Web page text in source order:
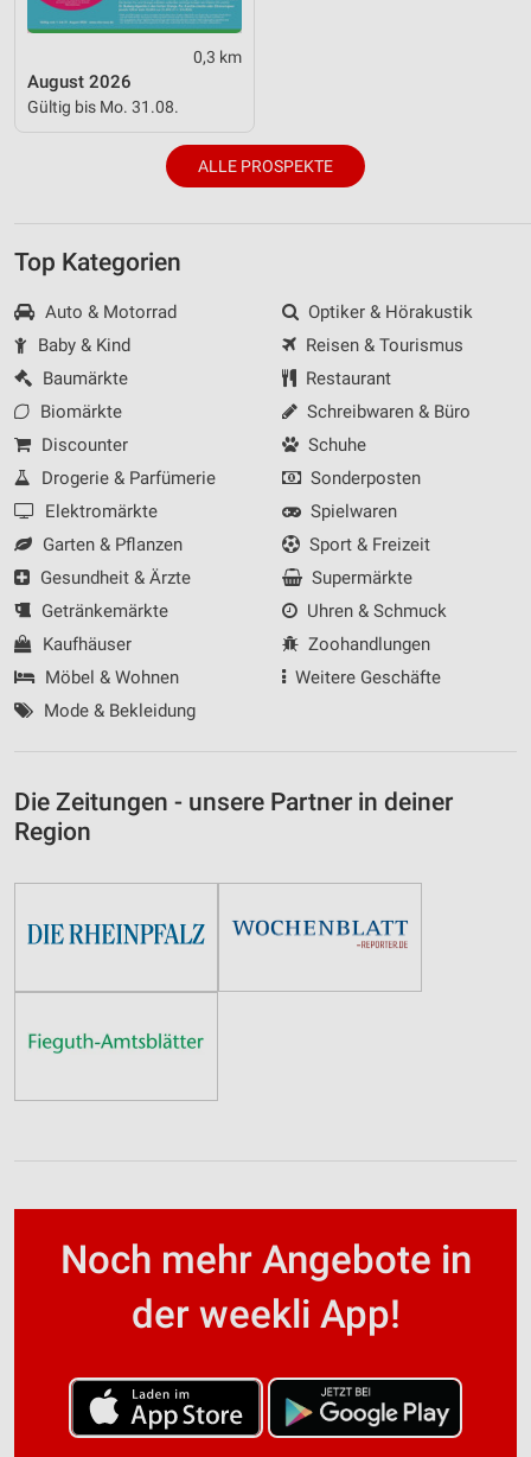
0,3 km
August 2026
Gültig bis Mo. 31.08.
ALLE PROSPEKTE
Top Kategorien
Auto & Motorrad
Baby & Kind
Baumärkte
Biomärkte
Discounter
Drogerie & Parfümerie
Elektromärkte
Garten & Pflanzen
Gesundheit & Ärzte
Getränkemärkte
Kaufhäuser
Möbel & Wohnen
Mode & Bekleidung
Optiker & Hörakustik
Reisen & Tourismus
Restaurant
Schreibwaren & Büro
Schuhe
Sonderposten
Spielwaren
Sport & Freizeit
Supermärkte
Uhren & Schmuck
Zoohandlungen
Weitere Geschäfte
Die Zeitungen - unsere Partner in deiner
Region
Noch mehr Angebote in
der weekli App!